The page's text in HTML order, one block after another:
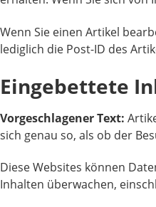
Wenn Sie einen Artikel
lediglich die Post-ID des
Eingebettete
Vorgeschlagener Text:
sich genau so, als ob der
Diese Websites können
Inhalten überwachen,